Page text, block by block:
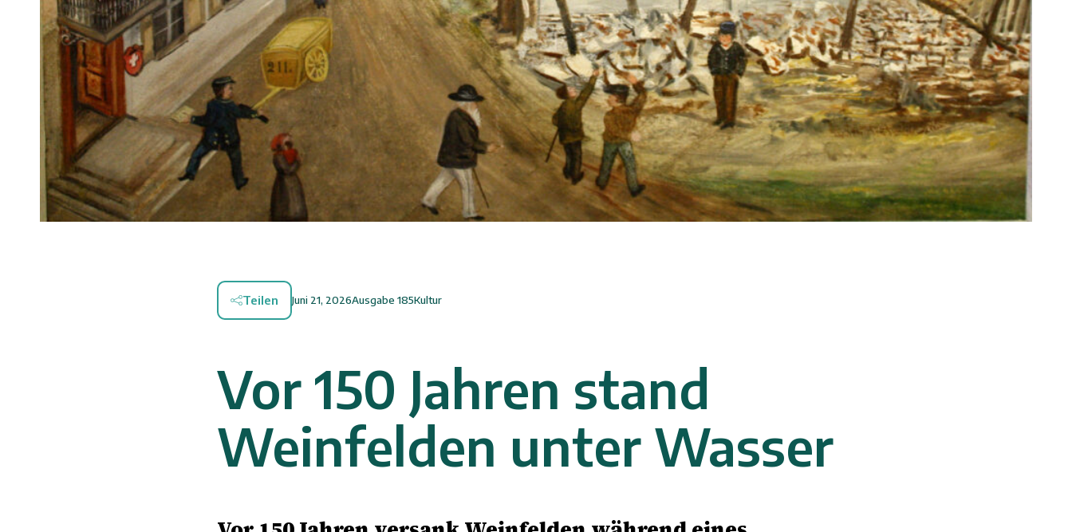
Teilen Juni 21, 2026Ausgabe 185Kultur
Vor 150 Jahren stand
Weinfelden unter Wasser